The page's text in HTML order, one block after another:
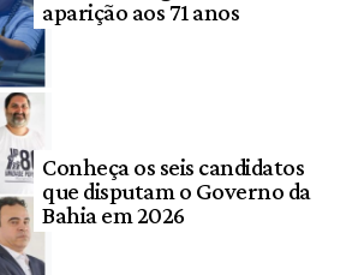
aparição aos 71 anos
Conheça os seis candidatos
que disputam o Governo da
Bahia em 2026